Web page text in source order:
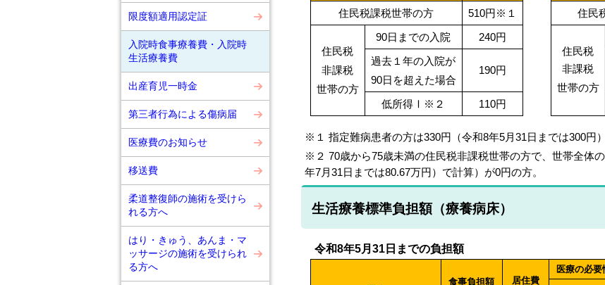
限度額適用認定証
入院時食事療養費・入院時
生活療養費
出産育児一時金
第三者行為による傷病届
医療費のお知らせ
移送費
柔道整復師の施術を受けら
れる方へ
はり・きゅう、あんま・マ
ッサージの施術を受けられ
る方へ
住民税課税世帯の方 510円 ※１ 住民
住民税
非課税
世帯の方
90日までの入院
240円
住民税
非課税
世帯の方
過去１年の入院が
90日を超えた場合
190円
低所得Ⅰ※２ 110円
※１ 指定難病患者の方は330円（令和8年5月31日までは300円
※２ 70歳から75歳未満の住民税非課税世帯の方で、世帯全体
年7月31日までは80.67万円）で計算）が0円の方。
生活療養標準負担額（療養病床）
令和8年5月31日までの負担額
食事負担額
居住費
医療の必